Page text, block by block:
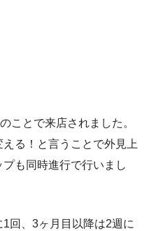
ことで来店されました。
る！と言うことで外見上
も同時進行で行いまし
回、3ヶ月目以降は2週に